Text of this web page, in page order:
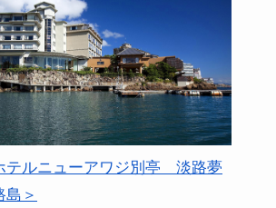
ルニューアワジ別亭 淡路夢
＞